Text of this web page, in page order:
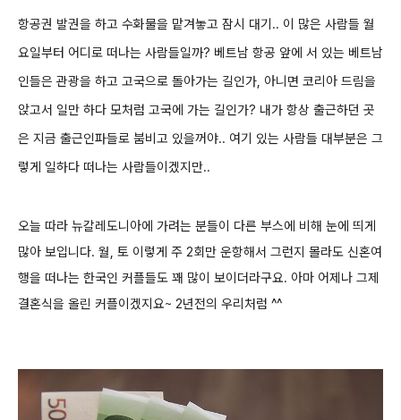
항공권 발권을 하고 수화물을 맡겨놓고 잠시 대기.. 이 많은 사람들 월
요일부터 어디로 떠나는 사람들일까? 베트남 항공 앞에 서 있는 베트남
인들은 관광을 하고 고국으로 돌아가는 길인가, 아니면 코리아 드림을
앉고서 일만 하다 모처럼 고국에 가는 길인가? 내가 항상 출근하던 곳
은 지금 출근인파들로 붐비고 있을꺼야.. 여기 있는 사람들 대부분은 그
렇게 일하다 떠나는 사람들이겠지만..
오늘 따라 뉴칼레도니아에 가려는 분들이 다른 부스에 비해 눈에 띄게
많아 보입니다. 월, 토 이렇게 주 2회만 운항해서 그런지 몰라도 신혼여
행을 떠나는 한국인 커플들도 꽤 많이 보이더라구요. 아마 어제나 그제
결혼식을 올린 커플이겠지요~ 2년전의 우리처럼 ^^